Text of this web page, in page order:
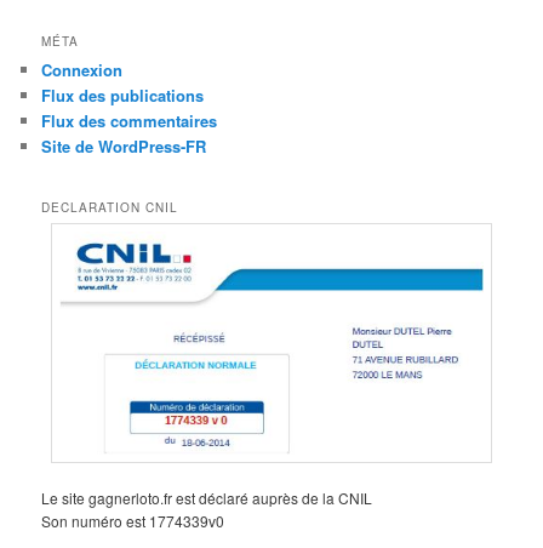
MÉTA
Connexion
Flux des publications
Flux des commentaires
Site de WordPress-FR
DECLARATION CNIL
Le site gagnerloto.fr est déclaré auprès de la CNIL
Son numéro est 1774339v0